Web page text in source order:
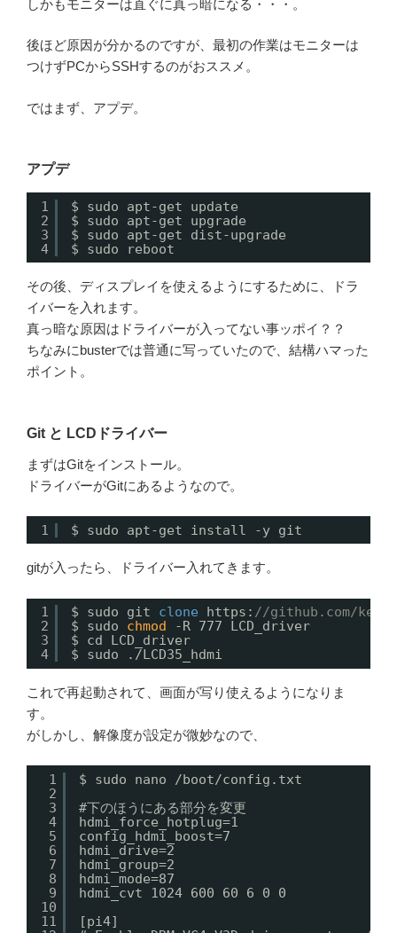
しかもモニターは直ぐに真っ暗になる・・・。
後ほど原因が分かるのですが、最初の作業はモニターは
つけずPCからSSHするのがおススメ。
ではまず、アプデ。
アプデ
1
2
3
4
$ sudo apt-get update
$ sudo apt-get upgrade
$ sudo apt-get dist-upgrade
$ sudo reboot
その後、ディスプレイを使えるようにするために、ドラ
イバーを入れます。
真っ暗な原因はドライバーが入ってない事ッポイ？？
ちなみにbusterでは普通に写っていたので、結構ハマった
ポイント。
Git と LCDドライバー
まずはGitをインストール。
ドライバーがGitにあるようなので。
1 $ sudo apt-get install -y git
gitが入ったら、ドライバー入れてきます。
1
2
3
4
$ sudo git clone https: //github.com/
$ sudo chmod
-R 777 LCD_driver
$ cd LCD_driver
$ sudo ./LCD35_hdmi
これで再起動されて、画面が写り使えるようになりま
す。
がしかし、解像度が設定が微妙なので、
1
2
3
4
5
6
7
8
9
10
11
$ sudo nano /boot/config.txt
#下のほうにある部分を変更
hdmi_force_hotplug=1
config_hdmi_boost=7
hdmi_drive=2
hdmi_group=2
hdmi_mode=87
hdmi_cvt 1024 600 60 6 0 0
[pi4]